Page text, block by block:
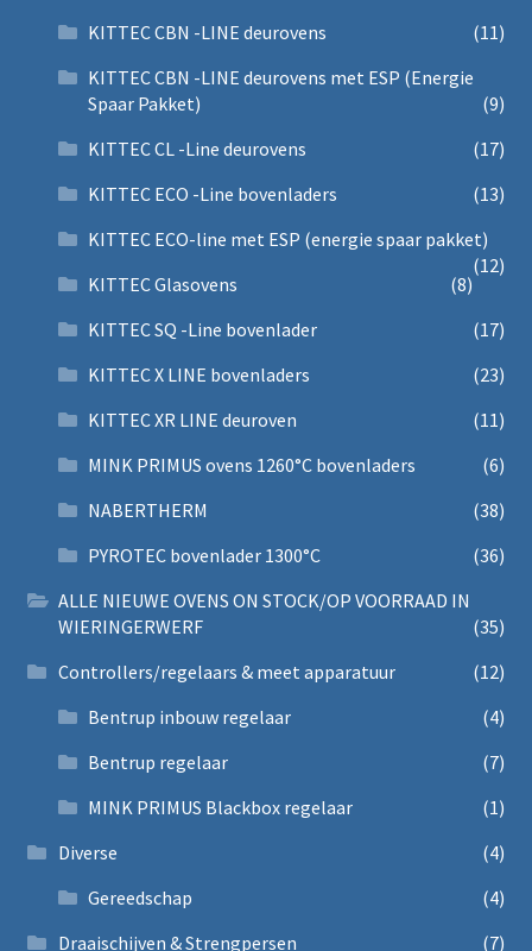
KITTEC CBN -LINE deurovens
(11)
KITTEC CBN -LINE deurovens met ESP (Energie
Spaar Pakket)
(9)
KITTEC CL -Line deurovens
(17)
KITTEC ECO -Line bovenladers
(13)
KITTEC ECO-line met ESP (energie spaar pakket)
(12)
KITTEC Glasovens
(8)
KITTEC SQ -Line bovenlader
(17)
KITTEC X LINE bovenladers
(23)
KITTEC XR LINE deuroven
(11)
MINK PRIMUS ovens 1260°C bovenladers
(6)
NABERTHERM
(38)
PYROTEC bovenlader 1300°C
(36)
ALLE NIEUWE OVENS ON STOCK/OP VOORRAAD IN
WIERINGERWERF
(35)
Controllers/regelaars & meet apparatuur
(12)
Bentrup inbouw regelaar
(4)
Bentrup regelaar
(7)
MINK PRIMUS Blackbox regelaar
(1)
Diverse
(4)
Gereedschap
(4)
Draaischijven & Strengpersen
(7)